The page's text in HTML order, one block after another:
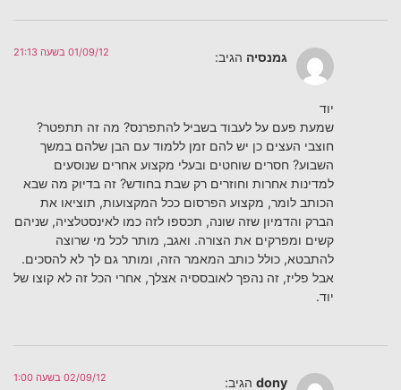
גמנסיה הגיב: 01/09/12 בשעה 21:13
יוד
שמעת פעם על לעבוד בשביל להתפרנס? מה זה תתפטר?
חוצבי העצים כן יש להם זמן ללמוד עם הבן שלהם במשך
השבוע? חסרים שוחטים ובעלי מקצוע אחרים שנוסעים
למדינות אחרות וחוזרים רק שבת בחודש? זה בדיוק מה שבא
הכותב לומר, מקצוע הפרסום ככל המקצועות, תוציאו את
הברק והדמיון שזה שונה, תכספו לזה כמו לאינסטלציה, שניהם
קשים ומפרקים את הצורה. ואגב, מותר לכל מי שרוצה
להתבטא, כולל כותב המאמר הזה, ומותר גם לך לא להסכים.
אבל פליז, זה נהפך לאובססיה אצלך, אחרי הכל זה לא קוצו של
יוד.
dony הגיב: 02/09/12 בשעה 1:00